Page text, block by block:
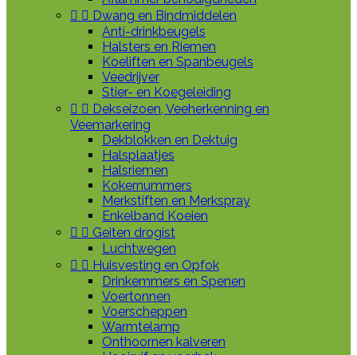
  Dwang en Bindmiddelen
Anti-drinkbeugels
Halsters en Riemen
Koeliften en Spanbeugels
Veedrijver
Stier- en Koegeleiding
  Dekseizoen, Veeherkenning en
Veemarkering
Dekblokken en Dektuig
Halsplaatjes
Halsriemen
Kokernummers
Merkstiften en Merkspray
Enkelband Koeien
  Geiten drogist
Luchtwegen
  Huisvesting en Opfok
Drinkemmers en Spenen
Voertonnen
Voerscheppen
Warmtelamp
Onthoornen kalveren